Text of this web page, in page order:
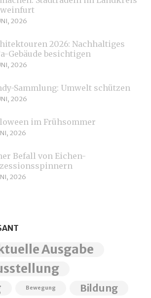
2026
2026: Nachhaltiges
Gebäude besichtigen
2026
Sammlung: Umwelt schützen
2026
im Frühsommer
2026
Befall von Eichen-
2026
Ausgabe
Bewegung Bildung